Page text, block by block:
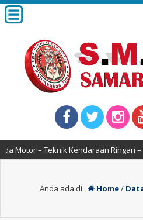
– Teknik Kendaraan Ringan –
Anda ada di : Home/